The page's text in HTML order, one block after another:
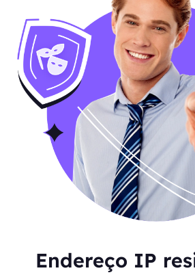
Endereço IP